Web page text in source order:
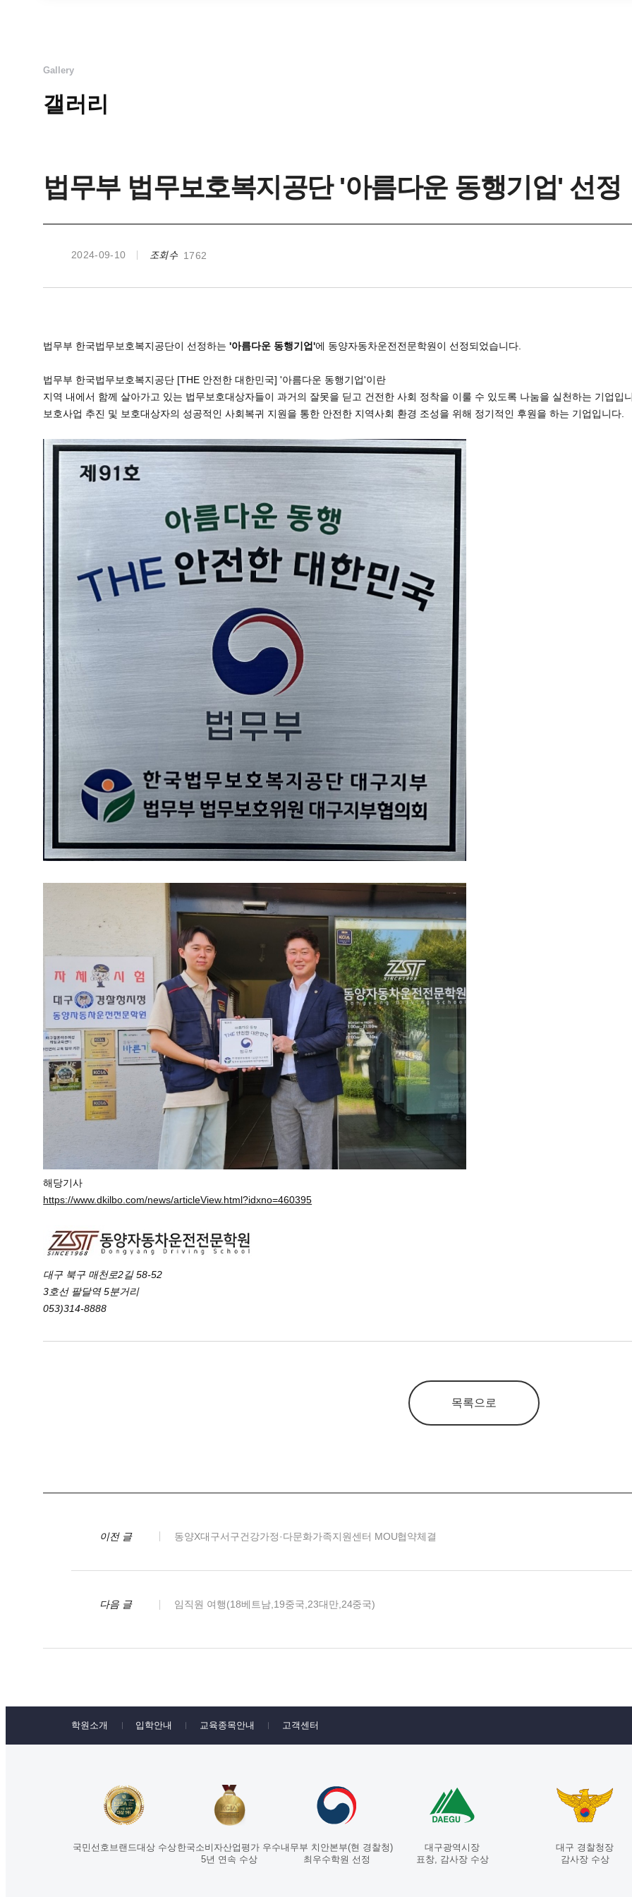
Gallery
갤러리
법무부 법무보호복지공단 '아름다운 동행기업' 선정
2024-09-10 조회수 1762
법무부 한국법무보호복지공단이 선정하는'아름다운 동행기업'에 동양자동차운전전문학원이 선정되었습니다.
법무부 한국법무보호복지공단 [THE 안전한 대한민국] '아름다운 동행기업'이란
지역 내에서 함께 살아가고 있는 법무보호대상자들이 과거의 잘못을 딛고 건전한 사회 정착을 이룰 수 있도록 나눔을 실천하는 기업입
보호사업 추진 및 보호대상자의 성공적인 사회복귀 지원을 통한 안전한 지역사회 환경 조성을 위해 정기적인 후원을 하는 기업입니다.
해당기사
https://www.dkilbo.com/news/articleView.html?idxno=460395
대구 북구 매천로2길 58-52
3호선 팔달역 5분거리
053)314-8888
목록으로
이전 글 동양X대구서구건강가정·다문화가족지원센터 MOU협약체결
다음 글 임직원 여행(18베트남,19중국,23대만,24중국)
학원소개 입학안내 교육종목안내 고객센터
국민선호브랜드대상 수상한국소비자산업평가 우수
5년 연속 수상
내무부 치안본부(현 경찰청)
최우수학원 선정
대구광역시장
표창, 감사장 수상
대구 경찰청장
감사장 수상